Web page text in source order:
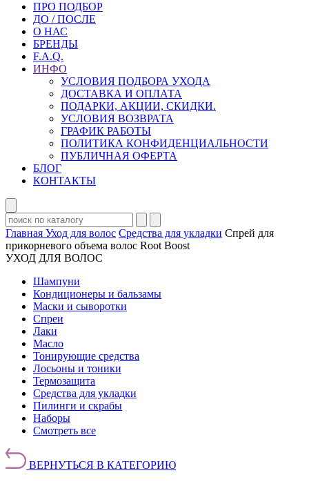
ПРО ПОДБОР
ДО / ПОСЛЕ
О НАС
БРЕНДЫ
F.A.Q.
ИНФО
УСЛОВИЯ ПОДБОРА УХОДА
ДОСТАВКА И ОПЛАТА
ПОДАРКИ, АКЦИИ, СКИДКИ.
УСЛОВИЯ ВОЗВРАТА
ГРАФИК РАБОТЫ
ПОЛИТИКА КОНФИДЕНЦИАЛЬНОСТИ
ПУБЛИЧНАЯ ОФЕРТА
БЛОГ
КОНТАКТЫ
Главная Уход для волос Средства для укладки Cпрей для
прикорневого объема волос Root Boost
УХОД ДЛЯ ВОЛОС
Шампуни
Кондиционеры и бальзамы
Маски и сыворотки
Спреи
Лаки
Масло
Тонирующие средства
Лосьоны и тоники
Термозащита
Средства для укладки
Пилинги и скрабы
Наборы
Смотреть все
ВЕРНУТЬСЯ В КАТЕГОРИЮ